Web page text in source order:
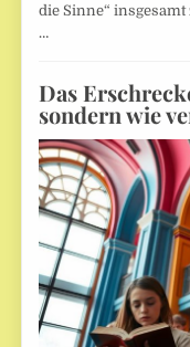
die Sinne“
…
Das
sondern wie